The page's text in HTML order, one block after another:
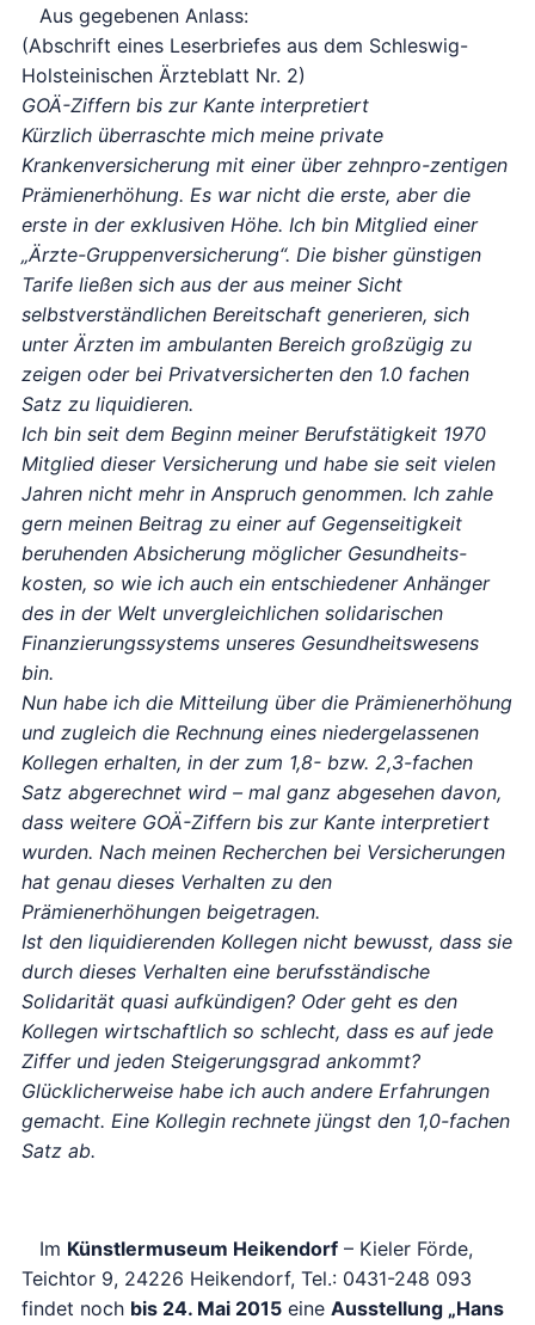
Aus gegebenen Anlass:
(Abschrift eines Leserbriefes aus dem Schleswig-
Holsteinischen Ärzteblatt Nr. 2)
GOÄ-Ziffern bis zur Kante interpretiert
Kürzlich überraschte mich meine private
Krankenversicherung mit einer über zehnpro-zentigen
Prämienerhöhung. Es war nicht die erste, aber die
erste in der exklusiven Höhe. Ich bin Mitglied einer
„Ärzte-Gruppenversicherung“. Die bisher günstigen
Tarife ließen sich aus der aus meiner Sicht
selbstverständlichen Bereitschaft generieren, sich
unter Ärzten im ambulanten Bereich großzügig zu
zeigen oder bei Privatversicherten den 1.0 fachen
Satz zu liquidieren.
Ich bin seit dem Beginn meiner Berufstätigkeit 1970
Mitglied dieser Versicherung und habe sie seit vielen
Jahren nicht mehr in Anspruch genommen. Ich zahle
gern meinen Beitrag zu einer auf Gegenseitigkeit
beruhenden Absicherung möglicher Gesundheits-
kosten, so wie ich auch ein entschiedener Anhänger
des in der Welt unvergleichlichen solidarischen
Finanzierungssystems unseres Gesundheitswesens
bin.
Nun habe ich die Mitteilung über die Prämienerhöhung
und zugleich die Rechnung eines niedergelassenen
Kollegen erhalten, in der zum 1,8- bzw. 2,3-fachen
Satz abgerechnet wird – mal ganz abgesehen davon,
dass weitere GOÄ-Ziffern bis zur Kante interpretiert
wurden. Nach meinen Recherchen bei Versicherungen
hat genau dieses Verhalten zu den
Prämienerhöhungen beigetragen.
Ist den liquidierenden Kollegen nicht bewusst, dass sie
durch dieses Verhalten eine berufsständische
Solidarität quasi aufkündigen? Oder geht es den
Kollegen wirtschaftlich so schlecht, dass es auf jede
Ziffer und jeden Steigerungsgrad ankommt?
Glücklicherweise habe ich auch andere Erfahrungen
gemacht. Eine Kollegin rechnete jüngst den 1,0-fachen
Satz ab.
Im Künstlermuseum Heikendorf– Kieler Förde,
Teichtor 9, 24226 Heikendorf, Tel.: 0431-248 093
findet noch bis 24. Mai 2015eine Ausstellung „Hans